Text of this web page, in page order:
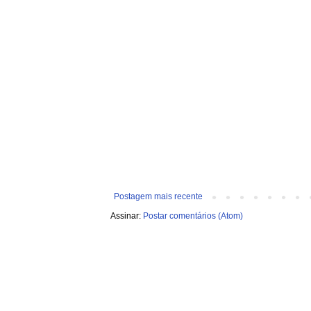
Postagem mais recente
Assinar: Postar comentários (Atom)